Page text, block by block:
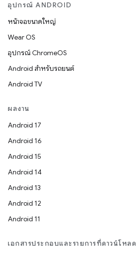
อุปกรณ์ ANDROID
หน้าจอขนาดใหญ่
Wear OS
อุปกรณ์ ChromeOS
Android สำหรับรถยนต์
Android TV
ผลงาน
Android 17
Android 16
Android 15
Android 14
Android 13
Android 12
Android 11
เอกสารประกอบและรายการที่ดาวน์โหลด